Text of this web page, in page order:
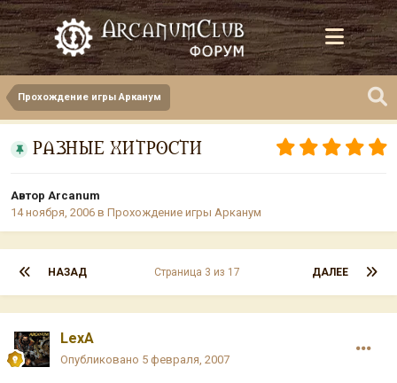
Прохождение игры Арканум
РАЗНЫЕ ХИТРОСТИ
Автор Arcanum
14 ноября, 2006 в Прохождение игры Арканум
НАЗАД ДАЛЕЕ
Страница 3 из 17
LexA
Опубликовано 5 февраля, 2007